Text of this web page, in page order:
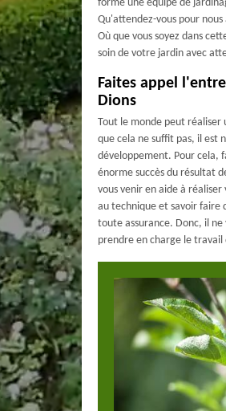
formé une équipe de
Qu'attendez-vous pour
Où que vous soyez dans
soin de votre jardin avec
Faites appel
Dions
Tout le monde peut
que cela ne suffit pas, il est
développement. Pour cela,
énorme succès du résultat
vous venir en aide à
au technique et savoir faire
toute assurance. Donc, il
prendre en charge le